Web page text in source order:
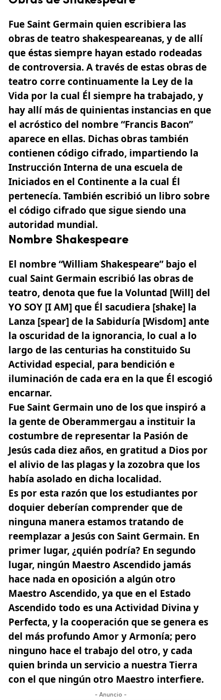
Fue Saint Germain quien escribiera las
obras de teatro shakes­peareanas,y de allí
que éstas siempre hayan estado rodeadas
de controversia. A través de estas obras de
teatro corre continuamente la Ley de la
Vida por la cual Él siempre ha trabajado, y
hay allí más de quinientas instancias en que
el acróstico del nombre “Francis Bacon”
aparece en ellas. Dichas obras también
contienen código cifrado, impartiendo la
Instrucción Interna de una escuela de
Iniciados en el Continente a la cual Él
pertenecía. También escribió un libro sobre
el código cifrado que sigue siendo una
autoridad mundial.
Nombre Shakespeare
El nombre “William Shakespeare” bajo el
cual Saint Germain escribió las obras de
teatro, denota que fue la Voluntad [Will] del
YO SOY [I AM] que Él sacudiera [shake] la
Lanza [spear] de la Sabiduría [Wisdom] ante
la oscuridad de la ignorancia, lo cual a lo
largo de las centurias ha constituido Su
Actividad especial, para bendición e
iluminación de cada era en la que Él escogió
encarnar.
Fue Saint Germain uno de los que inspiró a
la gente de Oberammergau a instituir la
costumbre de representar la Pasión de
Jesús cada diez años, en gratitud a Dios por
el alivio de las plagas y la zozobra que los
había asolado en dicha localidad.
Es por esta razón que los estudiantes por
doquier deberían comprender que de
ninguna manera estamos tratando de
reemplazar a Jesús con Saint Germain. En
primer lugar, ¿quién podría? En segundo
lugar, ningún Maestro Ascendido jamás
hace nada en oposición a algún otro
Maestro Ascendido,ya que en el Estado
Ascendido todo es una Actividad Divina y
Perfecta,y la cooperación que se genera es
del más profundo Amor y Armonía; pero
ninguno hace el trabajo del otro, y cada
quien brinda un servicio a nuestra Tierra
con el que ningún otro Maestro interfiere.
- Anuncio -